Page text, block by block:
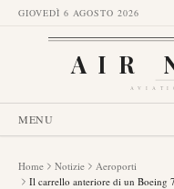
GIOVEDÌ 6 AGOSTO 2026
AIR
MENU
Home Notizie
Aeroporti
Il carrello anteriore di un Boeing